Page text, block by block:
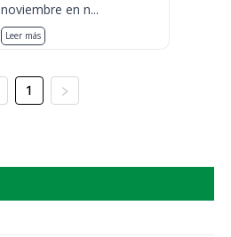
noviembre en n...
Leer más
1